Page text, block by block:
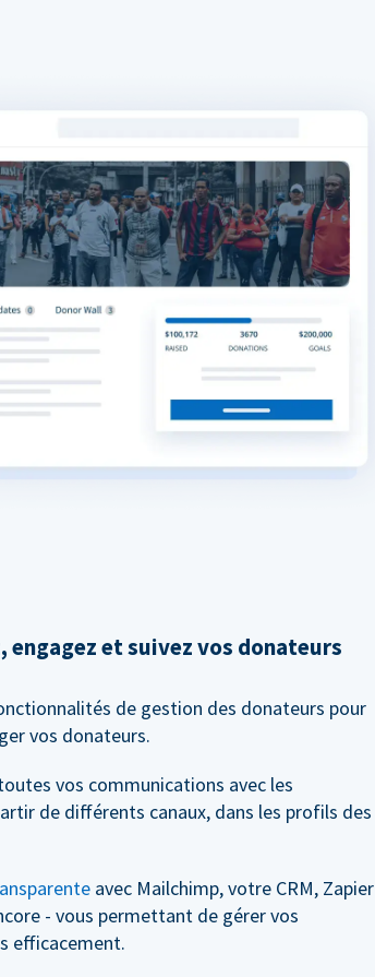
engagez et suivez vos donateurs
de gestion des donateurs pour
vos donateurs.
vos communications avec les
de différents canaux, dans les profils des
avec Mailchimp, votre CRM, Zapier
- vous permettant de gérer vos
efficacement.